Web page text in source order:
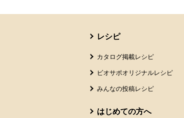
レシピ
カタログ掲載レシピ
ビオサポオリジナルレシピ
みんなの投稿レシピ
はじめての方へ